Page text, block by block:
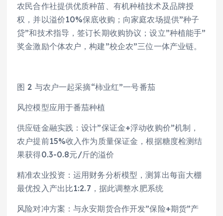
农民合作社提供优质种苗、有机种植技术及品牌授
权，并以溢价10%保底收购；向家庭农场提供”种子
贷”和技术指导，签订长期收购协议；设立”种植能手”
奖金激励个体农户，构建”校企农”三位一体产业链。
图 2 与农户一起采摘“柿业红”一号番茄
风控模型应用于番茄种植
供应链金融实践：设计”保证金+浮动收购价”机制，
农户提前15%收入作为质量保证金，根据糖度检测结
果获得0.3-0.8元/斤的溢价
精准农业投资：运用财务分析模型，测算出每亩大棚
最优投入产出比1:2.7，据此调整水肥系统
风险对冲方案：与永安期货合作开发”保险+期货”产